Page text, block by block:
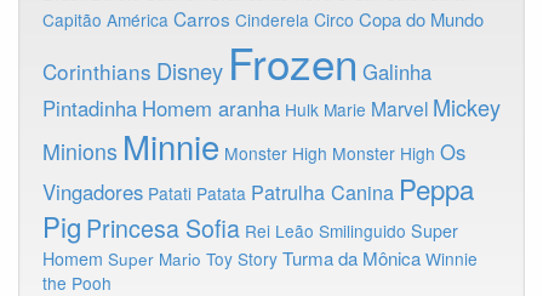
Capitão América Carros Cinderela Circo Copa do Mundo
Corinthians Disney Frozen Galinha
Pintadinha Homem aranha Hulk Marie Marvel Mickey
Minions Minnie Monster High Monster High Os
Vingadores Patati Patata Patrulha Canina Peppa
Pig Princesa Sofia Rei Leão Smilinguido Super
Homem Super Mario Toy Story Turma da Mônica Winnie
the Pooh